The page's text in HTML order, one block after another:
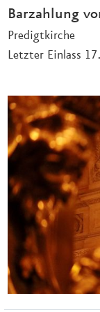
Barzahlung
Predigtkirche
Letzter Einlass